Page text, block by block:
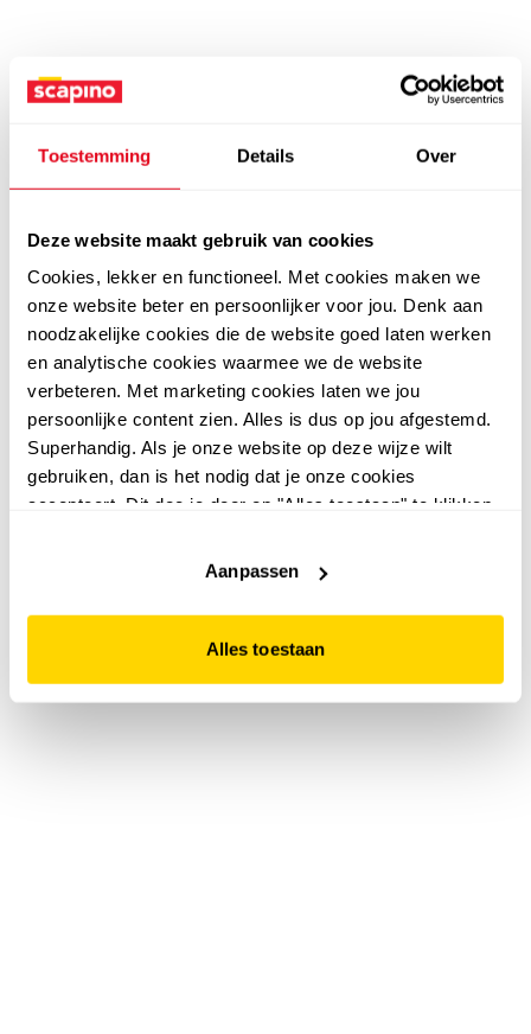
Toestemming Details Over
Deze website maakt gebruik van cookies
Cookies, lekker en functioneel. Met cookies maken we
onze website beter en persoonlijker voor jou. Denk aan
noodzakelijke cookies die de website goed laten werken
en analytische cookies waarmee we de website
verbeteren. Met marketing cookies laten we jou
persoonlijke content zien. Alles is dus op jou afgestemd.
Superhandig. Als je onze website op deze wijze wilt
gebruiken, dan is het nodig dat je onze cookies
accepteert. Dit doe je door op "Alles toestaan" te klikken.
website niet optimaal functioneert.
Aanpassen
Alles toestaan